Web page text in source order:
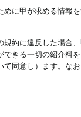
に甲が求める情報
約に違反した場合
きる一切の紹介料
同意し）ます。な